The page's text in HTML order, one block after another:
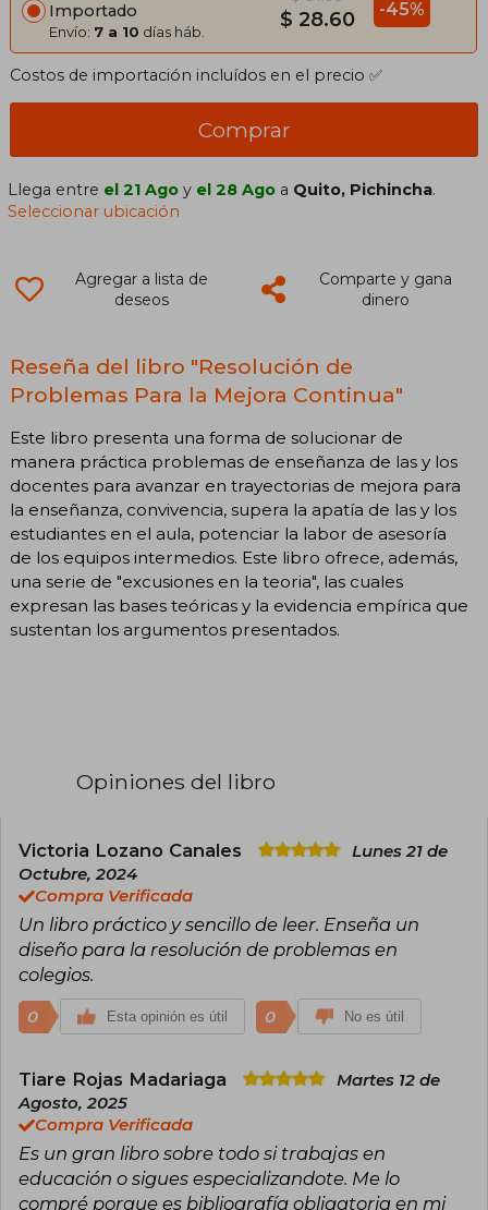
Importado
Envío: 7 a 10 días háb. $ 28.60 -45%
Costos de importación incluídos en el precio ✅
Comprar
Llega entre el 21 Ago y el 28 Ago a Quito, Pichincha.
Seleccionar ubicación
Agregar a lista de
deseos
Comparte y gana
dinero
Reseña del libro "Resolución de
Problemas Para la Mejora Continua"
Este libro presenta una forma de solucionar de
manera práctica problemas de enseñanza de las y los
docentes para avanzar en trayectorias de mejora para
la enseñanza, convivencia, supera la apatía de las y los
estudiantes en el aula, potenciar la labor de asesoría
de los equipos intermedios. Este libro ofrece, además,
una serie de "excusiones en la teoria", las cuales
expresan las bases teóricas y la evidencia empírica que
sustentan los argumentos presentados.
Opiniones del libro
Victoria Lozano Canales
Lunes 21 de
Octubre, 2024
Compra Verificada
Un libro práctico y sencillo de leer. Enseña un
diseño para la resolución de problemas en
colegios.
0 Esta opinión es útil 0 No es útil
Tiare Rojas Madariaga
Martes 12 de
Agosto, 2025
Compra Verificada
Es un gran libro sobre todo si trabajas en
educación o sigues especializandote. Me lo
compré porque es bibliografía obligatoria en mi